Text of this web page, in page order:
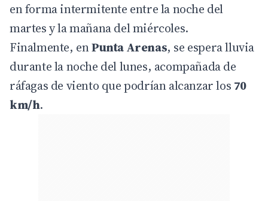
en forma intermitente entre la noche del
martes y la mañana del miércoles.
Finalmente, enPunta Arenas, se espera lluvia
durante la noche del lunes, acompañada de
ráfagas de viento que podrían alcanzar los 70
km/h.